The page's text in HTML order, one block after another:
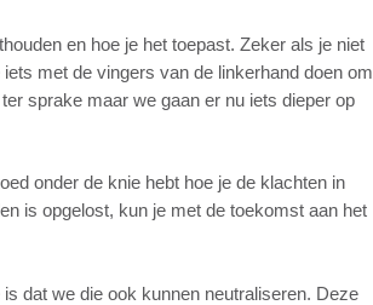
en hoe je het toepast. Zeker als je niet
met de vingers van de linkerhand doen om
sprake maar we gaan er nu iets dieper op
onder de knie hebt hoe je de klachten in
is opgelost, kun je met de toekomst aan het
dat we die ook kunnen neutraliseren. Deze